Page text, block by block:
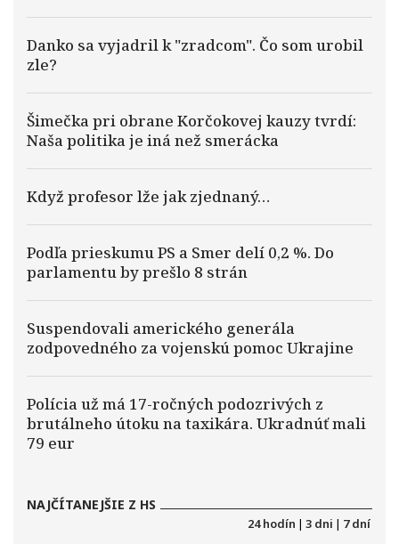
Danko sa vyjadril k "zradcom". Čo som urobil
zle?
Šimečka pri obrane Korčokovej kauzy tvrdí:
Naša politika je iná než smerácka
Když profesor lže jak zjednaný…
Podľa prieskumu PS a Smer delí 0,2 %. Do
parlamentu by prešlo 8 strán
Suspendovali amerického generála
zodpovedného za vojenskú pomoc Ukrajine
Polícia už má 17-ročných podozrivých z
brutálneho útoku na taxikára. Ukradnúť mali
79 eur
NAJČÍTANEJŠIE Z HS
24 hodín | 3 dni | 7 dní